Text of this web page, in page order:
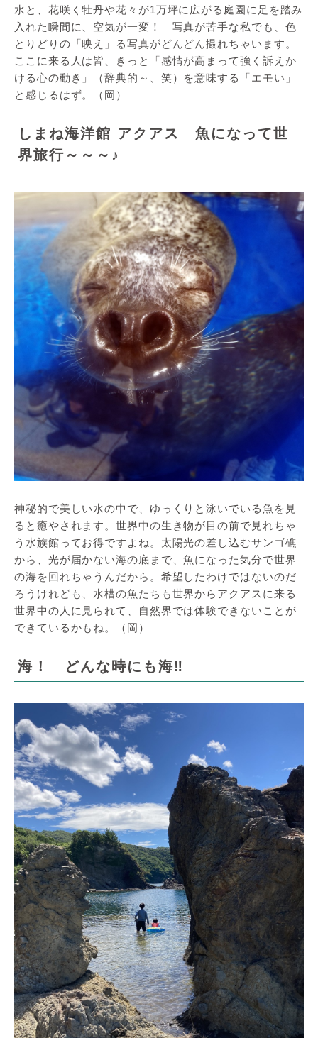
水と、花咲く牡丹や花々が1万坪に広がる庭園に足を踏み
入れた瞬間に、空気が一変！ 写真が苦手な私でも、色
とりどりの「映え」る写真がどんどん撮れちゃいます。
ここに来る人は皆、きっと「感情が高まって強く訴えか
ける心の動き」（辞典的～、笑）を意味する「エモい」
と感じるはず。（岡）
しまね海洋館 アクアス 魚になって世
界旅行～～～♪
神秘的で美しい水の中で、ゆっくりと泳いでいる魚を見
ると癒やされます。世界中の生き物が目の前で見れちゃ
う水族館ってお得ですよね。太陽光の差し込むサンゴ礁
から、光が届かない海の底まで、魚になった気分で世界
の海を回れちゃうんだから。希望したわけではないのだ
ろうけれども、水槽の魚たちも世界からアクアスに来る
世界中の人に見られて、自然界では体験できないことが
できているかもね。（岡）
海！ どんな時にも海‼